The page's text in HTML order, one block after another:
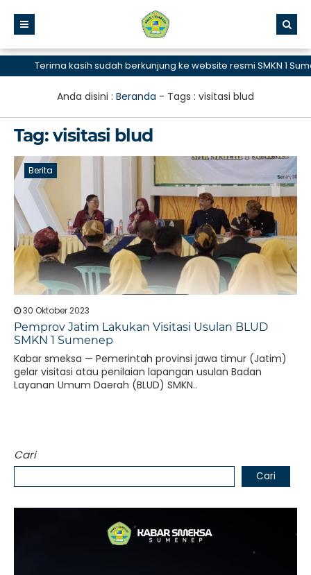
Terima kasih sudah berkunjung ke website resmi SMKN 1
Anda disini : Beranda - Tags : visitasi blud
Tag: visitasi blud
Berita
30 Oktober 2023
Pemprov Jatim Lakukan Visitasi Usulan BLUD
SMKN 1 Sumenep
Kabar smeksa — Pemerintah provinsi jawa timur (Jatim)
gelar visitasi atau penilaian lapangan usulan Badan
Layanan Umum Daerah (BLUD) SMKN..
Cari
Cari